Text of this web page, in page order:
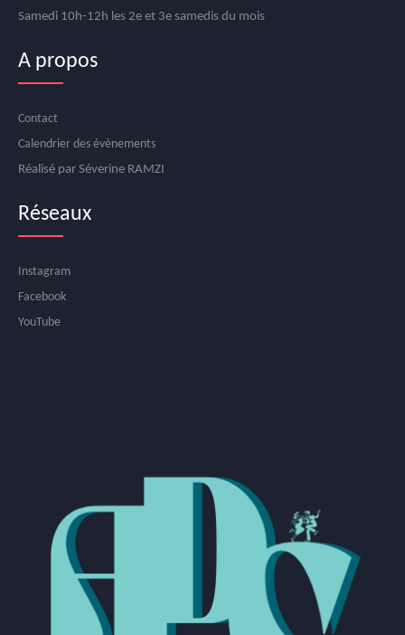
Mercredi, 7:00 pm - 8:00 pm
Samedi 10h-12h les 2e et 3e samedis du mois
A propos
Contact
Calendrier des évènements
Réalisé par Séverine RAMZI
Réseaux
Instagram
Facebook
YouTube